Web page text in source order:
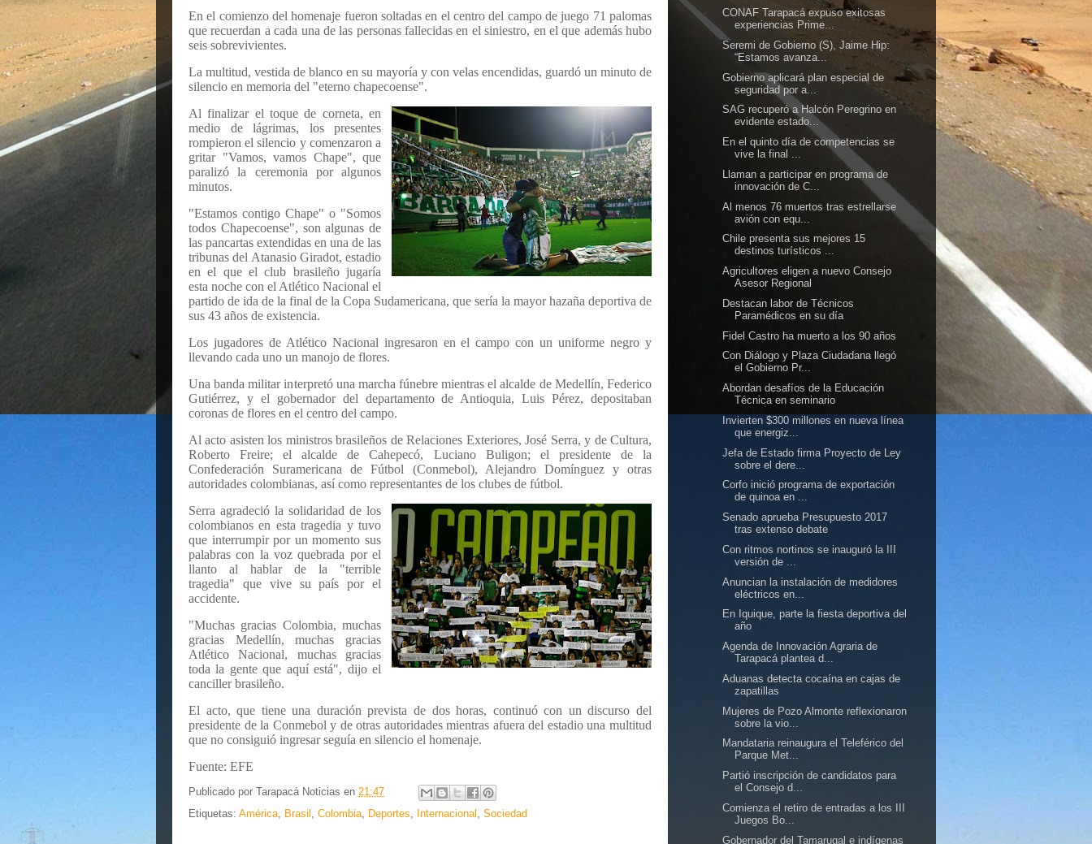
En el comienzo del homenaje fueron soltadas en el centro del campo de juego 71 palomas
que recuerdan a cada una de las personas fallecidas en el siniestro, en el que además hubo
seis sobrevivientes.
La multitud, vestida de blanco en su mayoría y con velas encendidas, guardó un minuto de
silencio en memoria del "eterno chapecoense".
Al finalizar el toque de corneta, en
medio de lágrimas, los presentes
rompieron el silencio y comenzaron a
gritar "Vamos, vamos Chape", que
paralizó la ceremonia por algunos
minutos.
"Estamos contigo Chape" o "Somos
todos Chapecoense", son algunas de
las pancartas extendidas en una de las
tribunas del Atanasio Giradot, estadio
en el que el club brasileño jugaría
esta noche con el Atlético Nacional el
partido de ida de la final de la Copa Sudamericana, que sería la mayor hazaña deportiva de
sus 43 años de existencia.
Los jugadores de Atlético Nacional ingresaron en el campo con un uniforme negro y
llevando cada uno un manojo de flores.
Una banda militar interpretó una marcha fúnebre mientras el alcalde de Medellín, Federico
Gutiérrez, y el gobernador del departamento de Antioquia, Luis Pérez, depositaban
coronas de flores en el centro del campo.
Al acto asisten los ministros brasileños de Relaciones Exteriores, José Serra, y de Cultura,
Roberto Freire; el alcalde de Cahepecó, Luciano Buligon; el presidente de la
Confederación Suramericana de Fútbol (Conmebol), Alejandro Domínguez y otras
autoridades colombianas, así como representantes de los clubes de fútbol.
Serra agradeció la solidaridad de los
colombianos en esta tragedia y tuvo
que interrumpir por un momento sus
palabras con la voz quebrada por el
llanto al hablar de la "terrible
tragedia" que vive su país por el
accidente.
"Muchas gracias Colombia, muchas
gracias Medellín, muchas gracias
Atlético Nacional, muchas gracias
toda la gente que aquí está", dijo el
canciller brasileño.
El acto, que tiene una duración prevista de dos horas, continuó con un discurso del
presidente de la Conmebol y de otras autoridades mientras afuera del estadio una multitud
que no consiguió ingresar seguía en silencio el homenaje.
Fuente: EFE
Publicado por Tarapacá Noticias en 21:47
Etiquetas: América, Brasil , Colombia, Deportes, Internacional , Sociedad
CONAF Tarapacá expuso exitosas
experiencias Prime...
Seremi de Gobierno (S), Jaime Hip:
“Estamos avanza...
Gobierno aplicará plan especial de
seguridad por a...
SAG recuperó a Halcón Peregrino en
evidente estado...
En el quinto día de competencias se
vive la final ...
Llaman a participar en programa de
innovación de C...
Al menos 76 muertos tras estrellarse
avión con equ...
Chile presenta sus mejores 15
destinos turísticos ...
Agricultores eligen a nuevo Consejo
Asesor Regional
Destacan labor de Técnicos
Paramédicos en su día
Fidel Castro ha muerto a los 90 años
Con Diálogo y Plaza Ciudadana llegó
el Gobierno Pr...
Abordan desafíos de la Educación
Técnica en seminario
Invierten $300 millones en nueva línea
que energiz...
Jefa de Estado firma Proyecto de Ley
sobre el dere...
Corfo inició programa de exportación
de quinoa en ...
Senado aprueba Presupuesto 2017
tras extenso debate
Con ritmos nortinos se inauguró la III
versión de ...
Anuncian la instalación de medidores
eléctricos en...
En Iquique, parte la fiesta deportiva del
año
Agenda de Innovación Agraria de
Tarapacá plantea d...
Aduanas detecta cocaína en cajas de
zapatillas
Mujeres de Pozo Almonte reflexionaron
sobre la vio...
Mandataria reinaugura el Teleférico del
Parque Met...
Partió inscripción de candidatos para
el Consejo d...
Comienza el retiro de entradas a los III
Juegos Bo...
Gobernador del Tamarugal e indígenas